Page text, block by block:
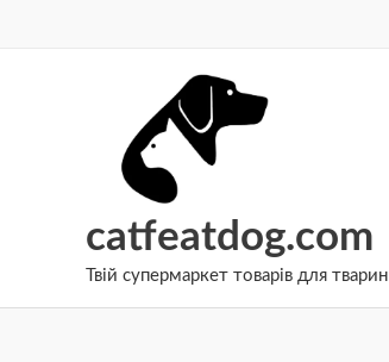
catfeatdog.com
Твій супермаркет товарів для тварин